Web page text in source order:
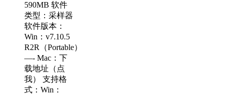
590MB 软件
类型：采样器
软件版本：
Win：v7.10.5
R2R（Portable）
—- Mac：下
载地址（点
我） 支持格
式：Win：